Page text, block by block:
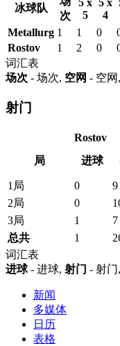
冰球队
次
5 x
5
5 x
4
Metallurg 1 1 0
Rostov
1 2 0
词汇表
场次 - 场次, 空网 - 空网,
射门
Rostov
局
进球
1局
0 9
2局
0
3局
1 7
总共
1
词汇表
进球- 进球, 射门 - 射门,
新闻
多媒体
日历
表格